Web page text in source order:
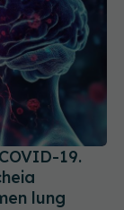
19.
lung